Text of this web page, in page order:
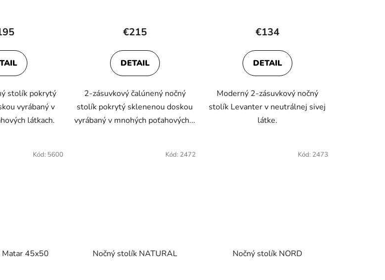
stolík pokrytý
vyrábaný v
látkach.
€215
DETAIL
2-zásuvkový čalúnený nočný
stolík pokrytý sklenenou doskou
vyrábaný v mnohých poťahových...
€134
DETAIL
Moderný 2-zásuvkový nočný
stolík Levanter v neutrálnej sivej
látke.
45x50
Kód: 5600
Nočný stolík NATURAL
Kód: 2472
Nočný stolík NORD
Kód: 2473